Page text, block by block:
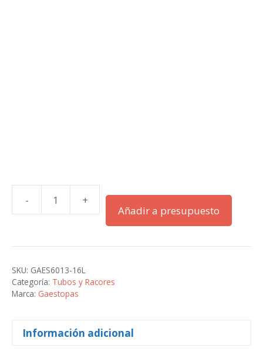
-
CODO
SIMPLE
90º
16
ACERO
+
Añadir a presupuesto
SKU: GAES6013-16L
Categoría: Tubos y Racores
Marca: Gaestopas
Información adicional